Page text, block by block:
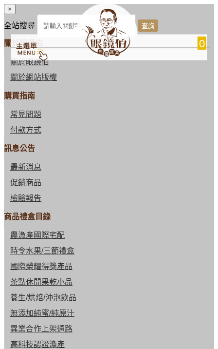
0
×
全站搜尋
關於眼鏡伯
關於眼鏡伯
關於網站版權
購買指南
常見問題
付款方式
訊息公告
最新消息
促銷商品
檢驗報告
商品禮盒目錄
農漁產國際宅配
時令水果/三節禮盒
國際榮耀得獎產品
茶點休閒果乾小品
養生/烘焙/沖泡飲品
無添加純蜜/純原汁
異業合作上架通路
高科技認證漁產